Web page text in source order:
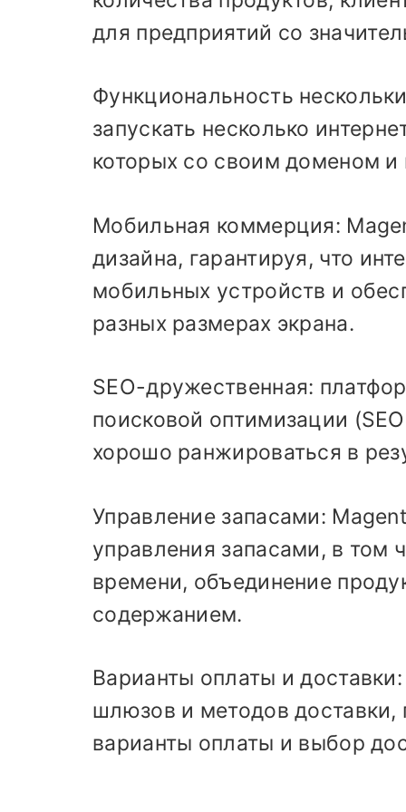
для предприятий со
Функциональность
запускать несколько
которых со своим доменом и
Мобильная коммерция:
дизайна, гарантируя, что
мобильных устройств и
разных размерах экрана.
SEO-дружественная:
поисковой оптимизации
хорошо ранжироваться в
Управление запасами:
управления запасами, в том
времени, объединение
содержанием.
Варианты оплаты и
шлюзов и методов доставки,
варианты оплаты и выбор